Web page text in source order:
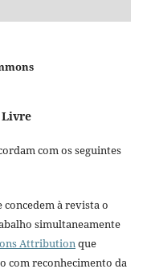
Livre
com os seguintes
à revista o
simultaneamente
Attributionque
com reconhecimento da